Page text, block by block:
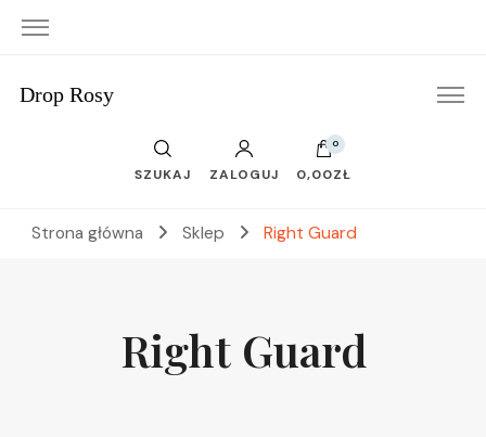
Drop Rosy
SZUKAJ ZALOGUJ
0
0,00ZŁ
Strona główna Sklep Right Guard
Right Guard